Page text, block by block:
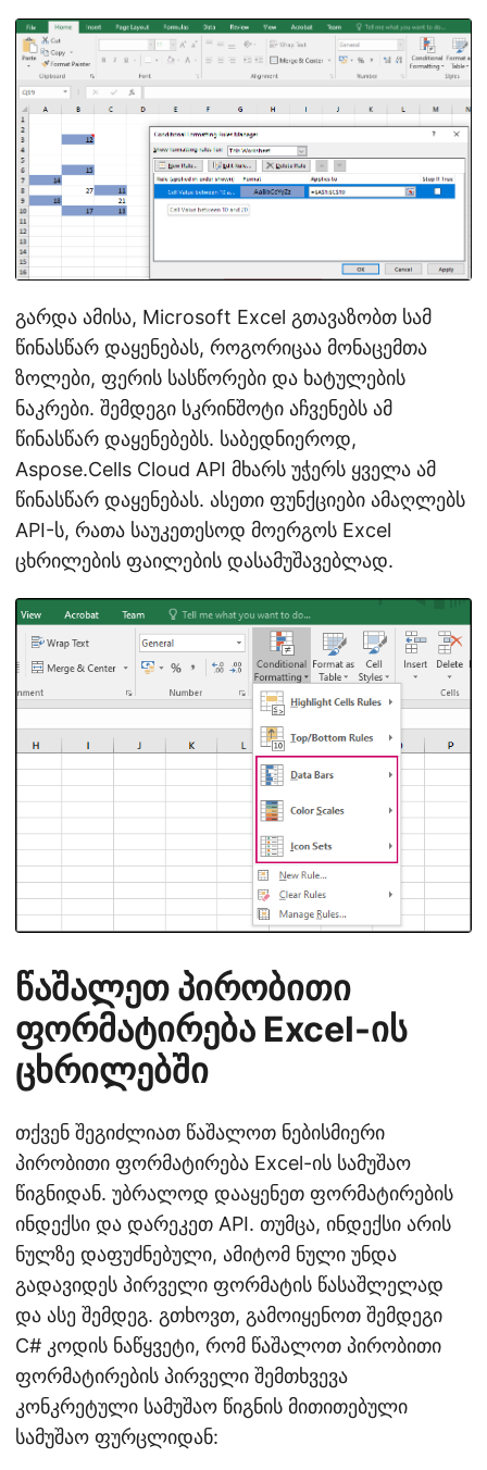
გარდა ამისა, Microsoft Excel გთავაზობთ სამ
წინასწარ დაყენებას, როგორიცაა მონაცემთა
ზოლები, ფერის სასწორები და ხატულების
ნაკრები. შემდეგი სკრინშოტი აჩვენებს ამ
წინასწარ დაყენებებს. საბედნიეროდ,
Aspose.Cells Cloud API მხარს უჭერს ყველა ამ
წინასწარ დაყენებას. ასეთი ფუნქციები ამაღლებს
API-ს, რათა საუკეთესოდ მოერგოს Excel
ცხრილების ფაილების დასამუშავებლად.
წაშალეთ პირობითი
ფორმატირება Excel-ის
ცხრილებში
თქვენ შეგიძლიათ წაშალოთ ნებისმიერი
პირობითი ფორმატირება Excel-ის სამუშაო
წიგნიდან. უბრალოდ დააყენეთ ფორმატირების
ინდექსი და დარეკეთ API. თუმცა, ინდექსი არის
ნულზე დაფუძნებული, ამიტომ ნული უნდა
გადავიდეს პირველი ფორმატის წასაშლელად
და ასე შემდეგ. გთხოვთ, გამოიყენოთ შემდეგი
C# კოდის ნაწყვეტი, რომ წაშალოთ პირობითი
ფორმატირების პირველი შემთხვევა
კონკრეტული სამუშაო წიგნის მითითებული
სამუშაო ფურცლიდან: